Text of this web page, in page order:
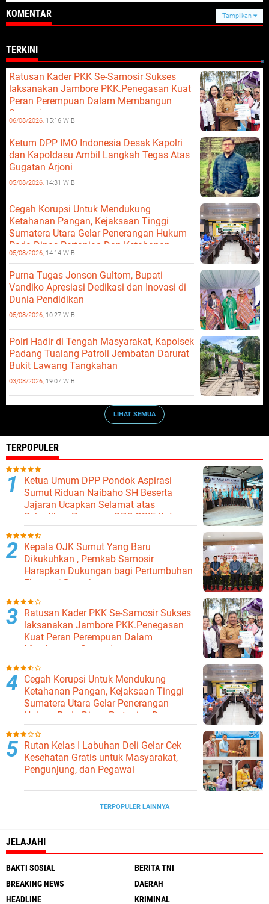
KOMENTAR Tampilkan
TERKINI
Ratusan Kader PKK Se-Samosir Sukses
laksanakan Jambore PKK.Penegasan Kuat
Peran Perempuan Dalam Membangun
Samosir.
06/08/2026, 15:16 WIB
Ketum DPP IMO Indonesia Desak Kapolri
dan Kapoldasu Ambil Langkah Tegas Atas
Gugatan Arjoni
05/08/2026, 14:31 WIB
Cegah Korupsi Untuk Mendukung
Ketahanan Pangan, Kejaksaan Tinggi
Sumatera Utara Gelar Penerangan Hukum
Pada Dinas Pertanian Dan Ketahanan
Pangan
05/08/2026, 14:14 WIB
Purna Tugas Jonson Gultom, Bupati
Vandiko Apresiasi Dedikasi dan Inovasi di
Dunia Pendidikan
05/08/2026, 10:27 WIB
Polri Hadir di Tengah Masyarakat, Kapolsek
Padang Tualang Patroli Jembatan Darurat
Bukit Lawang Tangkahan
03/08/2026, 19:07 WIB
LIHAT SEMUA
TERPOPULER
Ketua Umum DPP Pondok Aspirasi
Sumut Riduan Naibaho SH Beserta
Jajaran Ucapkan Selamat atas
Pelantikan Pengurus DPC GPIE Kota
Binjai
Kepala OJK Sumut Yang Baru
Dikukuhkan , Pemkab Samosir
Harapkan Dukungan bagi Pertumbuhan
Ekonomi Daerah
Ratusan Kader PKK Se-Samosir Sukses
laksanakan Jambore PKK.Penegasan
Kuat Peran Perempuan Dalam
Membangun Samosir.
Cegah Korupsi Untuk Mendukung
Ketahanan Pangan, Kejaksaan Tinggi
Sumatera Utara Gelar Penerangan
Hukum Pada Dinas Pertanian Dan
Ketahanan Pangan
Rutan Kelas I Labuhan Deli Gelar Cek
Kesehatan Gratis untuk Masyarakat,
Pengunjung, dan Pegawai
TERPOPULER LAINNYA
JELAJAHI
BAKTI SOSIAL
BERITA TNI
BREAKING NEWS
DAERAH
HEADLINE
KRIMINAL